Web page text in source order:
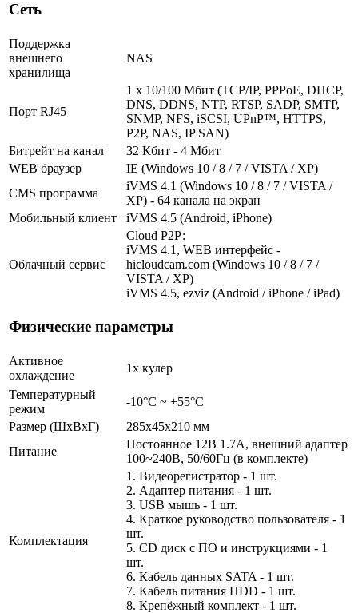
Сеть
Поддержка
внешнего
хранилища
NAS
Порт RJ45
1 x 10/100 Мбит (TCP/IP, PPPoE, DHCP,
DNS, DDNS, NTP, RTSP, SADP, SMTP,
SNMP, NFS, iSCSI, UPnP™, HTTPS,
P2P, NAS, IP SAN)
Битрейт на канал
32 Кбит - 4 Мбит
WEB браузер
IE (Windows 10 / 8 / 7 / VISTA / XP)
CMS программа
iVMS 4.1 (Windows 10 / 8 / 7 / VISTA /
XP) - 64 канала на экран
Мобильный клиент
iVMS 4.5 (Android, iPhone)
Облачный сервис
Cloud Р2Р:
iVMS 4.1, WEB интерфейс -
hicloudcam.com (Windows 10 / 8 / 7 /
VISTA / XP)
iVMS 4.5, ezviz (Android / iPhone / iPad)
Физические параметры
Активное
охлаждение
1х кулер
Температурный
режим
-10°C ~ +55°C
Размер (ШxВxГ)
285x45x210 мм
Питание
Постоянное 12В 1.7А, внешний адаптер
100~240В, 50/60Гц (в комплекте)
Комплектация
1. Видеорегистратор - 1 шт.
2. Адаптер питания - 1 шт.
3. USB мышь - 1 шт.
4. Краткое руководство пользователя - 1
шт.
5. CD диск с ПО и инструкциями - 1
шт.
6. Кабель данных SATA - 1 шт.
7. Кабель питания HDD - 1 шт.
8. Крепёжный комплект - 1 шт.